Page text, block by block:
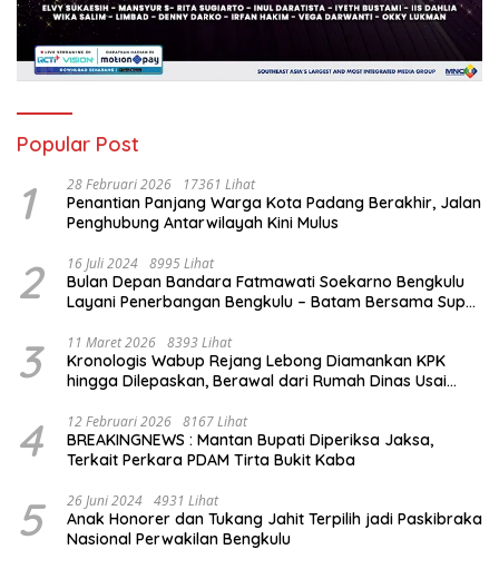
Popular Post
1 28 Februari 2026 17361 Lihat
Penantian Panjang Warga Kota Padang Berakhir, Jalan
Penghubung Antarwilayah Kini Mulus
2 16 Juli 2024 8995 Lihat
Bulan Depan Bandara Fatmawati Soekarno Bengkulu
Layani Penerbangan Bengkulu – Batam Bersama Super
3 11 Maret 2026 8393 Lihat
Kronologis Wabup Rejang Lebong Diamankan KPK
hingga Dilepaskan, Berawal dari Rumah Dinas Usai
4 12 Februari 2026 8167 Lihat
BREAKINGNEWS : Mantan Bupati Diperiksa Jaksa,
Terkait Perkara PDAM Tirta Bukit Kaba
5 26 Juni 2024 4931 Lihat
Anak Honorer dan Tukang Jahit Terpilih jadi Paskibraka
Nasional Perwakilan Bengkulu